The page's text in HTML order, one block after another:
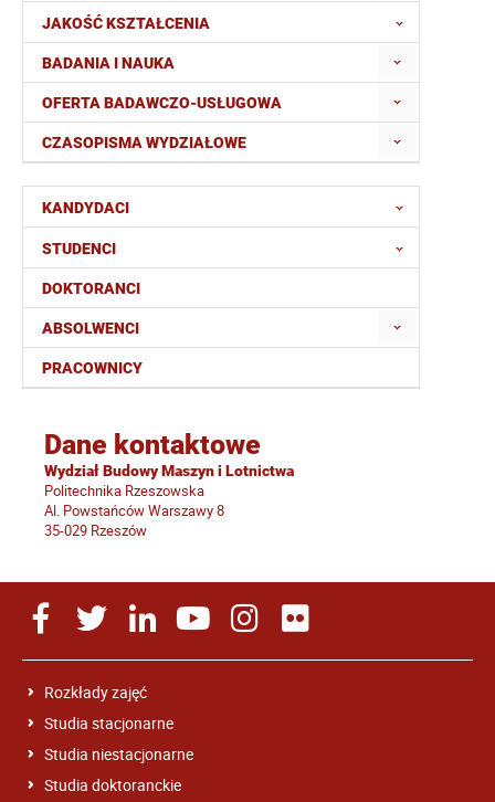
JAKOŚĆ KSZTAŁCENIA
BADANIA I NAUKA
OFERTA BADAWCZO-USŁUGOWA
CZASOPISMA WYDZIAŁOWE
KANDYDACI
STUDENCI
DOKTORANCI
ABSOLWENCI
PRACOWNICY
Dane kontaktowe
Wydział Budowy Maszyn i Lotnictwa
Politechnika Rzeszowska
Al. Powstańców Warszawy 8
35-029 Rzeszów
Rozkłady zajęć
Studia stacjonarne
Studia niestacjonarne
Studia doktoranckie